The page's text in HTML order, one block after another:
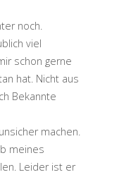
noch.
viel
schon gerne
hat. Nicht aus
Bekannte
machen.
meines
Leider ist er